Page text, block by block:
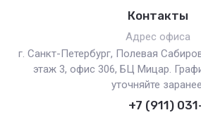
Контакты
Адрес офиса
г. Санкт-Петербург, Полевая
этаж 3, офис 306, БЦ Мицар.
уточняйте
+7 (911)